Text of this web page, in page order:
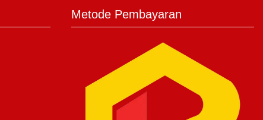
Metode Pembayaran